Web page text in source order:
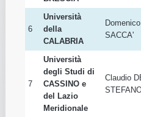
BOLZANO
Università
degli Studi di
BRESCIA
Devis
6
Università
della
CALABRIA
Domenico
SACCA'
Università